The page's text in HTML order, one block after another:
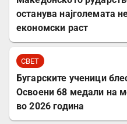
останува најголемата
економски раст
СВЕТ
Бугарските ученици
Освоени 68 медали на
во 2026 година